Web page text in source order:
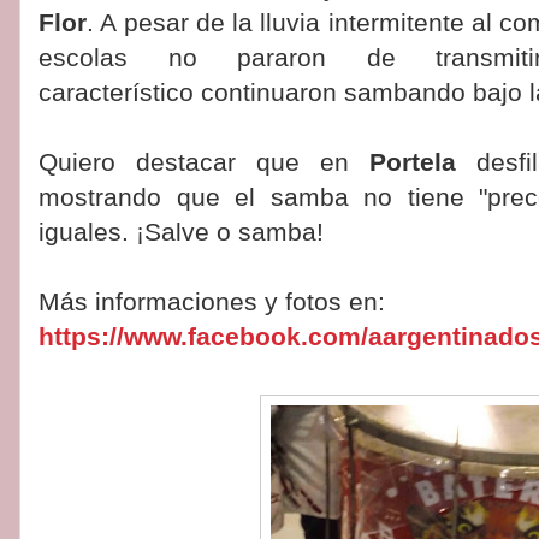
Flor. A pesar de la lluvia intermitente al
escolas no pararon de
característico continuaron sambando bajo
Quiero destacar que en Portela
mostrando que el samba no tiene
iguales. ¡Salve o samba!
Más informaciones y fotos en:
https://www.facebook.com/